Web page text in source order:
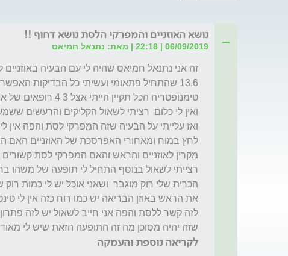
נושא האוזניים והמפרקי הלסת נושא דחוף !!
06/09/2019 | 22:18 | מאת: נתנאל חמיאס
שזה יהיה מסוכן מה זה התופעה הזאת שיש לי
לקריאה נוספת והעמקה